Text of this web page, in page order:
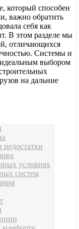
который способен
важно обратить
себя как
В этом разделе мы
отличающихся
Системы и
идеальным выбором
на дальние
условиях
систем